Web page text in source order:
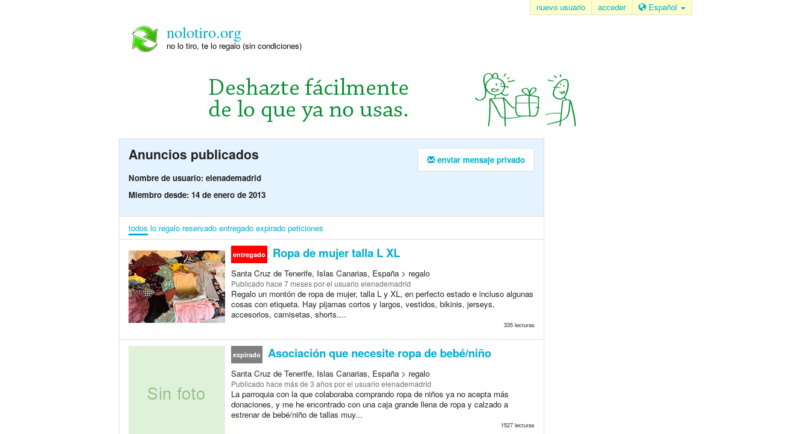
nuevo usuario acceder Español
nolotiro.org
no lo tiro, te lo regalo (sin condiciones)
enviar mensaje privado
Anuncios publicados
Nombre de usuario: elenademadrid
Miembro desde: 14 de enero de 2013
todos lo regalo reservado entregado expirado peticiones
entregado Ropa de mujer talla L XL
Santa Cruz de Tenerife, Islas Canarias, España > regalo
Publicado hace 7 mesespor el usuario elenademadrid
Regalo un montón de ropa de mujer, talla L y XL, en perfecto estado e incluso algunas
cosas con etiqueta. Hay pijamas cortos y largos, vestidos, bikinis, jerseys,
accesorios, camisetas, shorts....
335 lecturas
expirado Asociación que necesite ropa de bebé/niño
Santa Cruz de Tenerife, Islas Canarias, España > regalo
Publicado hace más de 3 añospor el usuario elenademadrid
La parroquia con la que colaboraba comprando ropa de niños ya no acepta más
donaciones, y me he encontrado con una caja grande llena de ropa y calzado a
estrenar de bebé/niño de tallas muy...
1527 lecturas